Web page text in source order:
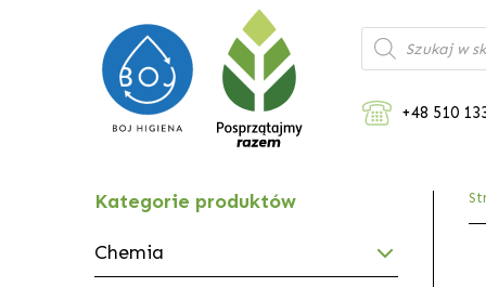
Wyszukiwarka
produktów
+48 510
Kategorie produktów
Chemia